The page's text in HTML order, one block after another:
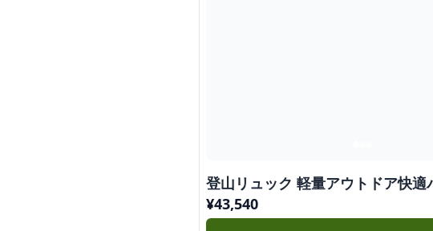
登山リュック 軽量アウトドア快適
¥43,540